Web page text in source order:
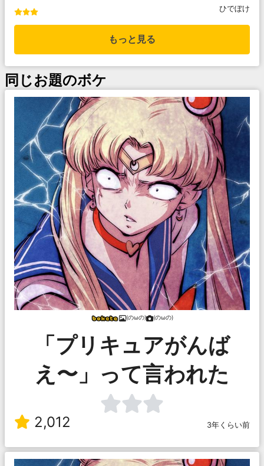
ひでぼけ
もっと見る
同じお題のボケ
(のωの) (のωの)
「プリキュアがんば
え〜」って言われた
2,012 3年くらい前